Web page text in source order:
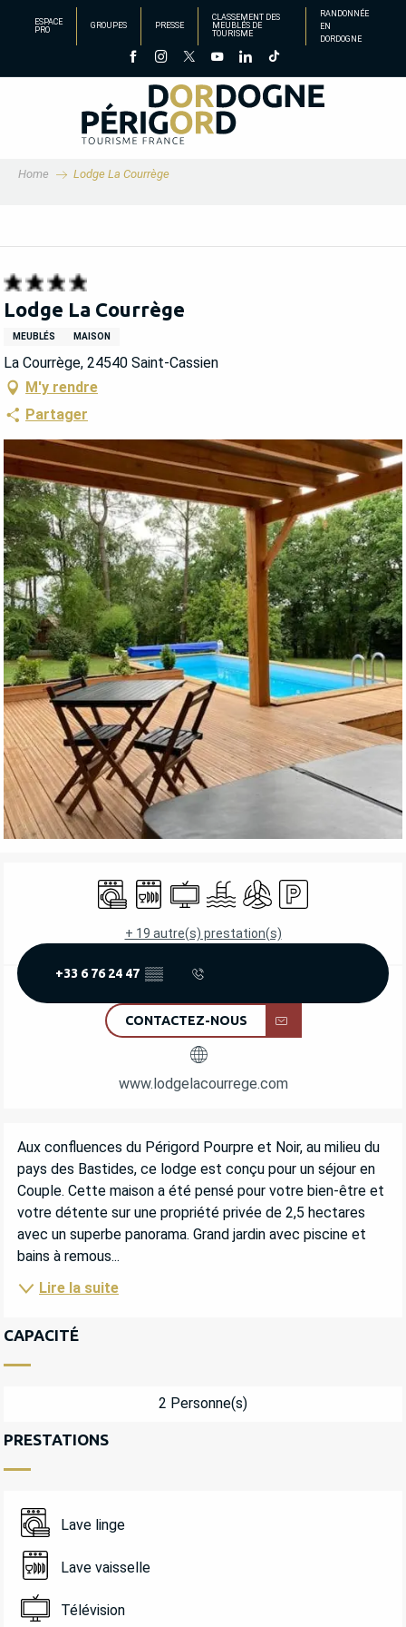
principal
ESPACE
PRO
GROUPES PRESSE
CLASSEMENT DES
MEUBLÉS DE
TOURISME
RANDONNÉE
EN
DORDOGNE
Home Lodge La Courrège
Lodge La Courrège
MEUBLÉS MAISON
La Courrège, 24540 Saint-Cassien
M'y rendre
Partager
OUVERTURE ET COORDONNÉES
Lave lingeLave vaisselle
TélévisionPiscineAir conditionné
Parking
+ 19 autre(s) prestation(s)
+33 6 76 24 47 ▒▒
CONTACTEZ-NOUS
www.lodgelacourrege.com
DESCRIPTION
Aux confluences du Périgord Pourpre et Noir, au milieu du
pays des Bastides, ce lodge est conçu pour un séjour en
Couple. Cette maison a été pensé pour votre bien-être et
votre détente sur une propriété privée de 2,5 hectares
avec un superbe panorama. Grand jardin avec piscine et
bains à remous...
Lire la suite
CAPACITÉ
2 Personne(s)
PRESTATIONS
Lave linge
Lave vaisselle
Télévision